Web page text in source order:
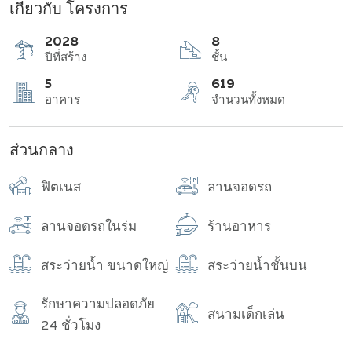
เกี่ยวกับ โครงการ
2028
ปีที่สร้าง
8
ชั้น
5
ส่วนกลาง
ฟิตเนส ลานจอดรถ
ลานจอดรถในร่ม ร้านอาหาร
สระว่ายน้ำ ขนาดใหญ่ สระว่ายน้ำชั้นบน
รักษาความปลอดภัย
24 ชั่วโมง
สนามเด็กเล่น